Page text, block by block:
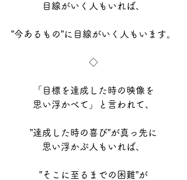
目線がいく人もいれば、
”今あるもの”に目線がいく人もいます。
◇
「目標を達成した時の映像を
思い浮かべて」と言われて、
”達成した時の喜び”が真っ先に
思い浮かぶ人もいれば、
”そこに至るまでの困難”が